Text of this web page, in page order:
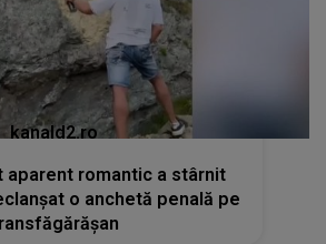
kanald2.ro
aparent romantic a stârnit
o anchetă penală pe